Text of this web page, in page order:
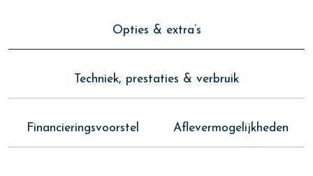
Opties & extra’s
Techniek, prestaties & verbruik
Financieringsvoorstel Aflevermogelijkheden